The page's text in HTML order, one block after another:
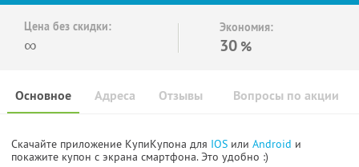
Цена без скидки:
∞
Экономия:
30 %
Основное Отзывы Вопросы по акции
Адреса
Скачайте приложение КупиКупона для IOS или Android и
покажите купон с экрана смартфона. Это удобно :)